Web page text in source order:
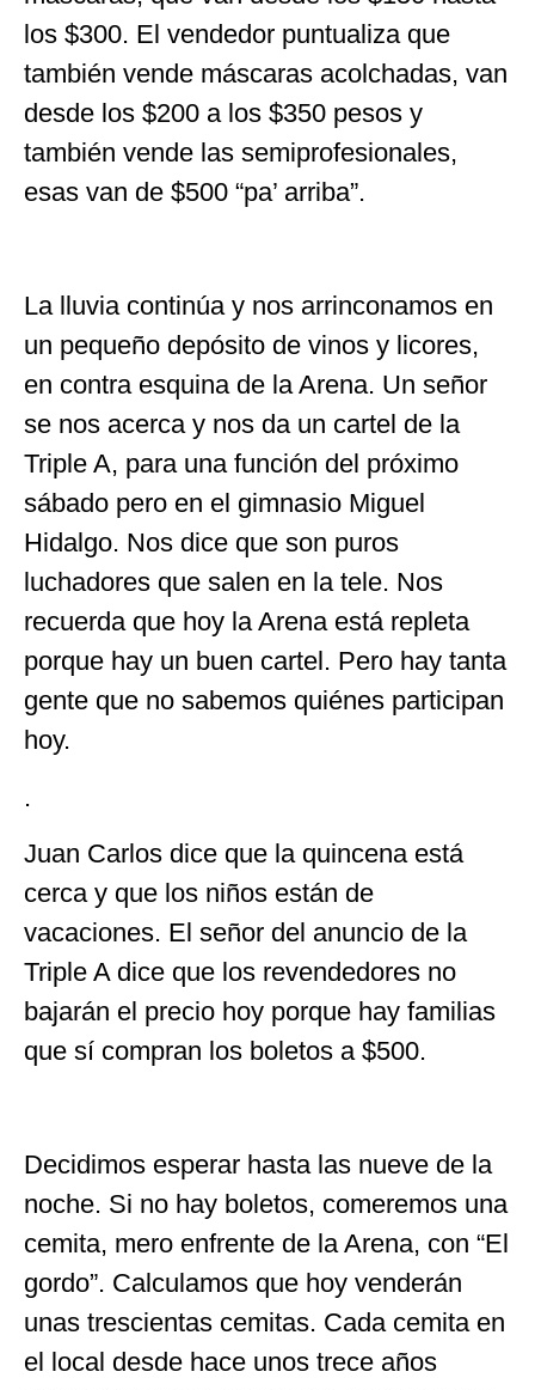
los $300. El vendedor puntualiza que
también vende máscaras acolchadas, van
desde los $200 a los $350 pesos y
también vende las semiprofesionales,
esas van de $500 “pa’ arriba”.
La lluvia continúa y nos arrinconamos en
un pequeño depósito de vinos y licores,
en contra esquina de la Arena. Un señor
se nos acerca y nos da un cartel de la
Triple A, para una función del próximo
sábado pero en el gimnasio Miguel
Hidalgo. Nos dice que son puros
luchadores que salen en la tele. Nos
recuerda que hoy la Arena está repleta
porque hay un buen cartel. Pero hay tanta
gente que no sabemos quiénes participan
hoy.
.
Juan Carlos dice que la quincena está
cerca y que los niños están de
vacaciones. El señor del anuncio de la
Triple A dice que los revendedores no
bajarán el precio hoy porque hay familias
que sí compran los boletos a $500.
Decidimos esperar hasta las nueve de la
noche. Si no hay boletos, comeremos una
cemita, mero enfrente de la Arena, con “El
gordo”. Calculamos que hoy venderán
unas trescientas cemitas. Cada cemita en
el local desde hace unos trece años